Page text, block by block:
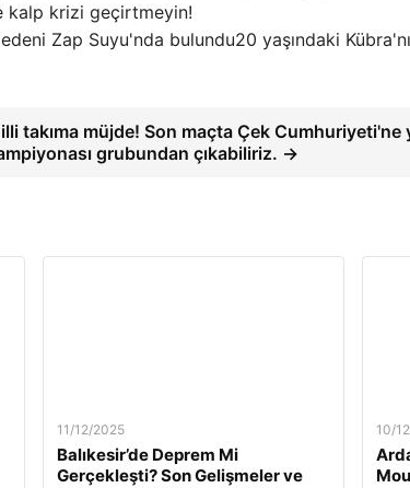
kalp krizi geçirtmeyin!
20 yaşındaki
takıma müjde! Son maçta Çek
grubundan çıkabiliriz. →
11/12/2025
Balıkesir’de Deprem Mi
Gerçekleşti? Son Gelişmeler ve
10/